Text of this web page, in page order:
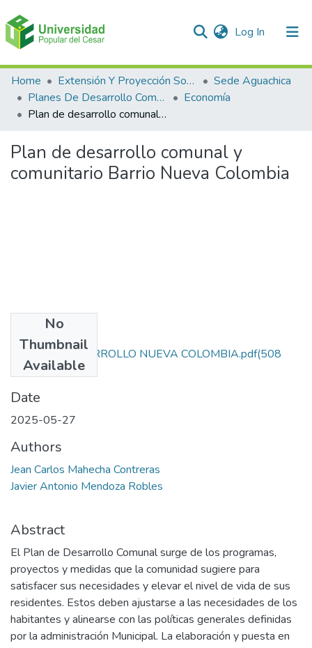
Log In (current)
Communities & Collections
All of DSpace
Home Extensión Y Proyección Social
Sede Aguachica
Planes De Desarrollo Comunales Y Comunitarios
Economía
Plan de desarrollo comunal y comunitario Barrio Nueva Colombia
Plan de desarrollo comunal y
comunitario Barrio Nueva Colombia
No
Thumbnail
Available
PLAN DE DESARROLLO NUEVA COLOMBIA.pdf(508
KB)
Date
2025-05-27
Authors
Jean Carlos Mahecha Contreras
Javier Antonio Mendoza Robles
Abstract
El Plan de Desarrollo Comunal surge de los programas,
proyectos y medidas que la comunidad sugiere para
satisfacer sus necesidades y elevar el nivel de vida de sus
residentes. Estos deben ajustarse a las necesidades de los
habitantes y alinearse con las políticas generales definidas
por la administración Municipal. La elaboración y puesta en